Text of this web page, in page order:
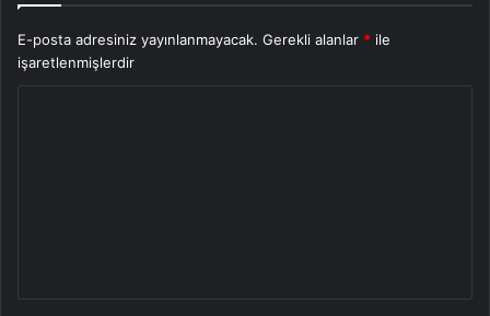
E-posta adresiniz yayınlanmayacak. Gerekli alanlar * ile
işaretlenmişlerdir